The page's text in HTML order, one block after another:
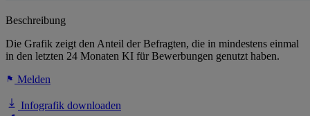
Beschreibung
Die Grafik zeigt den Anteil der Befragten, die in mindestens einmal
in den letzten 24 Monaten KI für Bewerbungen genutzt haben.
Melden
Infografik downloaden